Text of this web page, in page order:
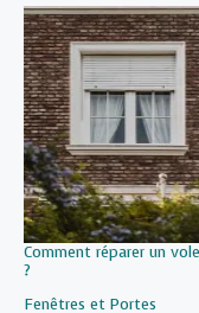
Comment réparer un
?
Par rapport à
Fenêtres et Portes